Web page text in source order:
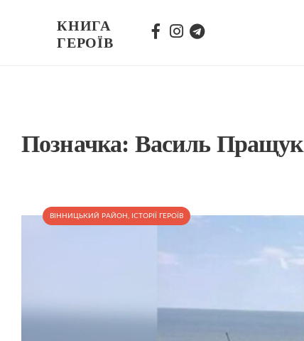
КНИГА
ГЕРОЇВ
Позначка: Василь Пращук
ВІННИЦЬКИЙ РАЙОН , ІСТОРІЇ ГЕРОЇВ